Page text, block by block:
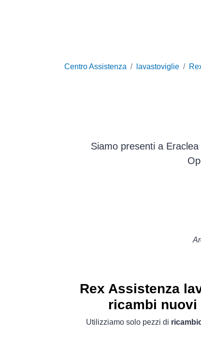
Centro Assistenza lavastoviglie
Siamo presenti a
Rex Assistenza
ricambi nuovi
Utilizziamo solo pezzi di